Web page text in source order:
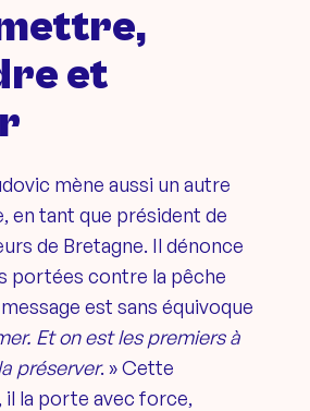
et
mène aussi un autre
en tant que président de
de Bretagne. Il dénonce
portées contre la pêche
est sans équivoque
Et on est les premiers à
préserver. » Cette
il la porte avec force,